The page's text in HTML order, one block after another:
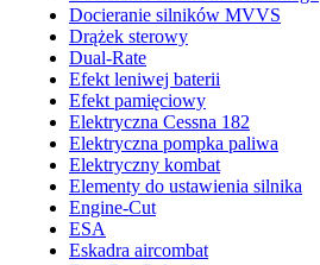
Docieranie silników MVVS
Drążek sterowy
Dual-Rate
Efekt leniwej baterii
Efekt pamięciowy
Elektryczna Cessna 182
Elektryczna pompka paliwa
Elektryczny kombat
Elementy do ustawienia silnika
Engine-Cut
ESA
Eskadra aircombat